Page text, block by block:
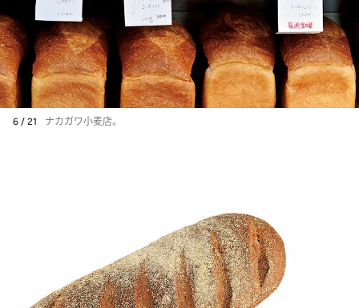
6 / 21 ナカガワ小麦店。